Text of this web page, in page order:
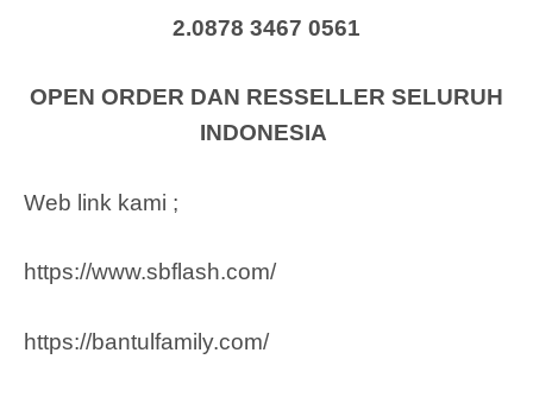
2.0878 3467 0561
OPEN ORDER DAN RESSELLER SELURUH
INDONESIA
Web link kami ;
https://www.sbflash.com/
https://bantulfamily.com/